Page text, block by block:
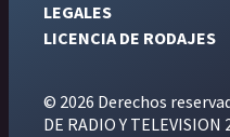
LEGALES
LICENCIA DE RODAJES
© 2026 Derechos
DE RADIO Y TELEVISION